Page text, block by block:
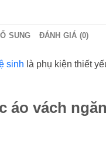
SUNG ĐÁNH GIÁ (0)
sinh là phụ kiện thiết
áo vách